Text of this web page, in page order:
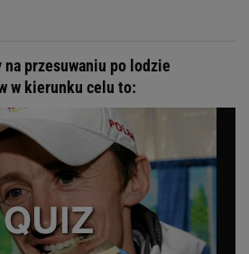
przesuwaniu po lodzie
w kierunku celu to: